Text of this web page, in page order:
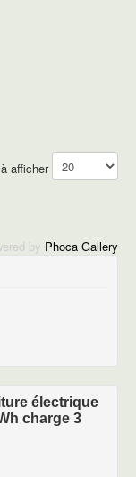
afficher
by Phoca Gallery
électrique
charge 3